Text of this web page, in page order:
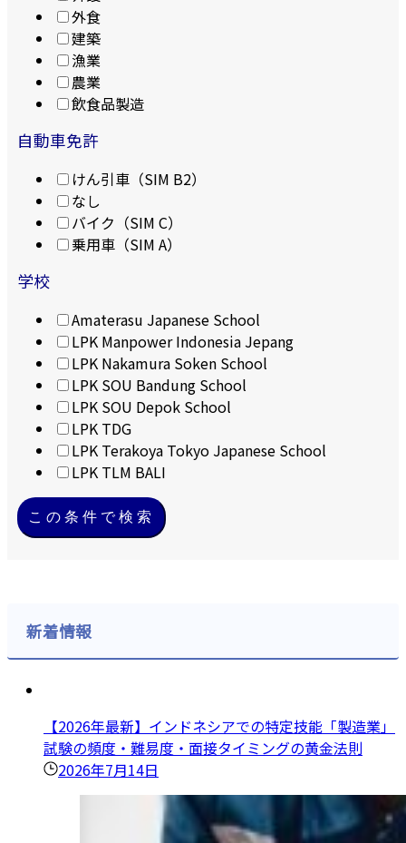
外食
建築
漁業
農業
飲食品製造
自動車免許
けん引車（SIM B2）
なし
バイク（SIM C）
乗用車（SIM A）
学校
Amaterasu Japanese School
LPK Manpower Indonesia Jepang
LPK Nakamura Soken School
LPK SOU Bandung School
LPK SOU Depok School
LPK TDG
LPK Terakoya Tokyo Japanese School
LPK TLM BALI
この条件で検索
新着情報
【2026年最新】インドネシアでの特定技能「製造業」
試験の頻度・難易度・面接タイミングの黄金法則
2026年7月14日